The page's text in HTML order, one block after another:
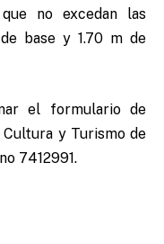
no excedan las
base y 1.70 m de
el formulario de
y Turismo de
7412991.